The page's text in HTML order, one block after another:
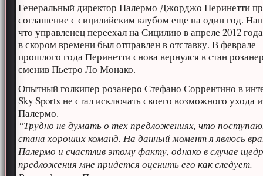
Генеральный директор Палермо Джорджо Перинетти
соглашение с сицилийским клубом еще на один год.
что управленец переехал на Сицилию в апреле 2012
в скором времени был отправлен в отставку. В феврале
прошлого года Перинетти снова вернулся в стан
сменив Пьетро Ло Монако.
Опытный голкипер розанеро Стефано Соррентино в
Sky Sports не стал исключать своего возможного ухода
Палермо.
“Трудно не думать о тех предложениях, что
стана хороших команд. На данный момент я явлюсь
Палермо и счастлив этому факту, однако в случае
предложения мне придется оценить его как следует.